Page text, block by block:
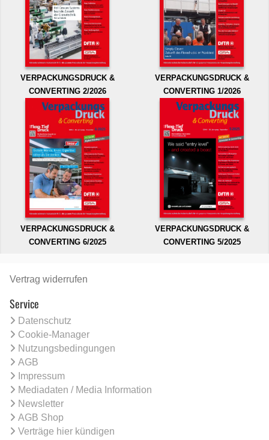
VERPACKUNGSDRUCK &
CONVERTING 2/2026
VERPACKUNGSDRUCK &
CONVERTING 1/2026
VERPACKUNGSDRUCK &
CONVERTING 6/2025
VERPACKUNGSDRUCK &
CONVERTING 5/2025
Vertrag widerrufen
Service
Datenschutz
Cookie-Manager
Nutzungsbedingungen
AGB
Impressum
Mediadaten / Media Information
Newsletter
AGB Shop
Verträge hier kündigen